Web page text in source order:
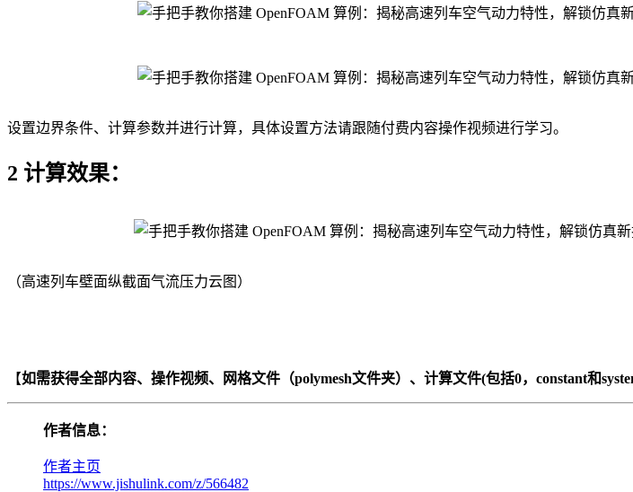
设置边界条件、计算参数并进行计算，具体设置方法请跟随付费内容操作视频进行学习。
2 计算效果：
（高速列车壁面纵截面气流压力云图）
【如需获得全部内容、操作视频、网格文件（polymesh文件夹）、计算文件(包括0，constant和
作者信息：
作者主页
https://www.jishulink.com/z/566482